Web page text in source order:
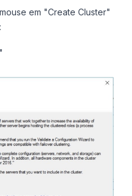
em "Create Cluster"